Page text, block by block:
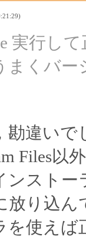
実行し
まくバ
勘違いで
Files以
ンストー
放り込ん
を使え